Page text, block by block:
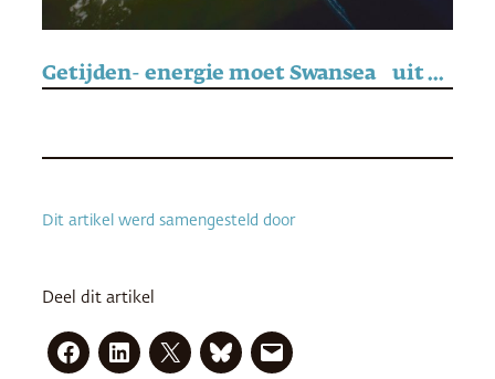
Getijden- energie moet Swansea uit het slop trekken
Dit artikel werd samengesteld door
Deel dit artikel